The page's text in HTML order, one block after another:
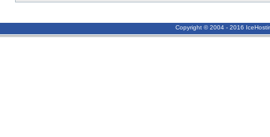
Copyright © 2004 - 2016